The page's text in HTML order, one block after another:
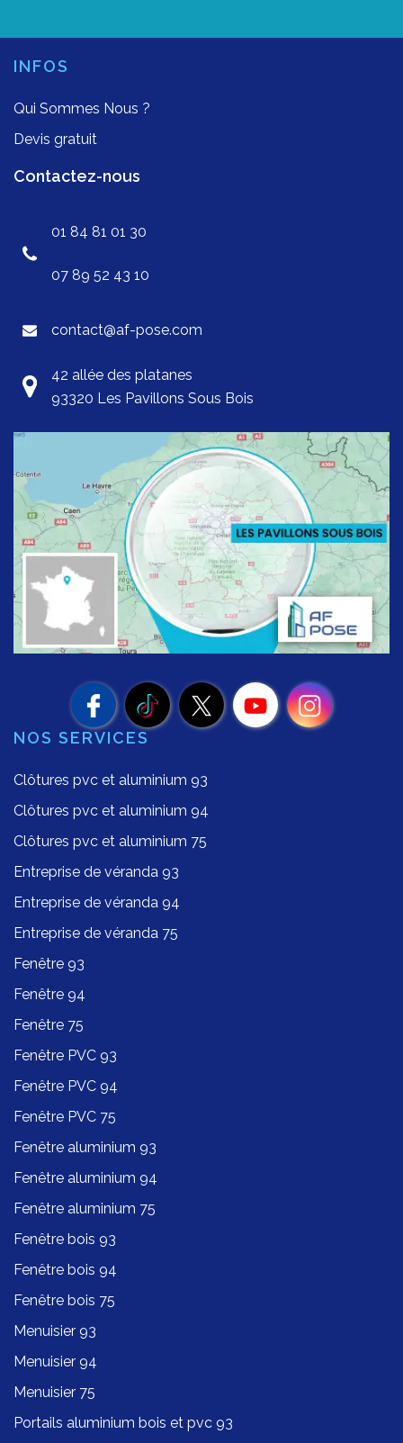
INFOS
Qui Sommes Nous ?
Devis gratuit
Contactez-nous
01 84 81 01 30
07 89 52 43 10
contact@af-pose.com
42 allée des platanes
93320 Les Pavillons Sous Bois
NOS SERVICES
Clôtures pvc et aluminium 93
Clôtures pvc et aluminium 94
Clôtures pvc et aluminium 75
Entreprise de véranda 93
Entreprise de véranda 94
Entreprise de véranda 75
Fenêtre 93
Fenêtre 94
Fenêtre 75
Fenêtre PVC 93
Fenêtre PVC 94
Fenêtre PVC 75
Fenêtre aluminium 93
Fenêtre aluminium 94
Fenêtre aluminium 75
Fenêtre bois 93
Fenêtre bois 94
Fenêtre bois 75
Menuisier 93
Menuisier 94
Menuisier 75
Portails aluminium bois et pvc 93